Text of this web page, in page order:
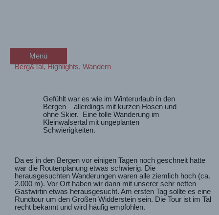
Menü
Menü
Berg&Tal,Highlights,Wandern
Gefühlt war es wie im Winterurlaub in den
Bergen – allerdings mit kurzen Hosen und
ohne Skier. Eine tolle Wanderung im
Kleinwalsertal mit ungeplanten
Schwierigkeiten.
Da es in den Bergen vor einigen Tagen noch geschneit hatte
war die Routenplanung etwas schwierig. Die
herausgesuchten Wanderungen waren alle ziemlich hoch (ca.
2.000 m). Vor Ort haben wir dann mit unserer sehr netten
Gastwirtin etwas herausgesucht. Am ersten Tag sollte es eine
Rundtour um den Großen Widderstein sein. Die Tour ist im Tal
recht bekannt und wird häufig empfohlen.